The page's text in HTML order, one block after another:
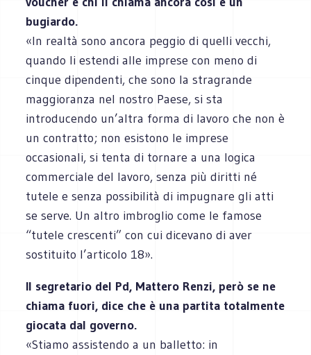
bugiardo.
«In realtà sono ancora peggio di quelli vecchi,
quando li estendi alle imprese con meno di
cinque dipendenti, che sono la stragrande
maggioranza nel nostro Paese, si sta
introducendo un’altra forma di lavoro che non è
un contratto; non esistono le imprese
occasionali, si tenta di tornare a una logica
commerciale del lavoro, senza più diritti né
tutele e senza possibilità di impugnare gli atti
se serve. Un altro imbroglio come le famose
“tutele crescenti” con cui dicevano di aver
sostituito l’articolo 18».
Il segretario del Pd, Mattero Renzi, però se ne
chiama fuori, dice che è una partita totalmente
giocata dal governo.
«Stiamo assistendo a un balletto: in